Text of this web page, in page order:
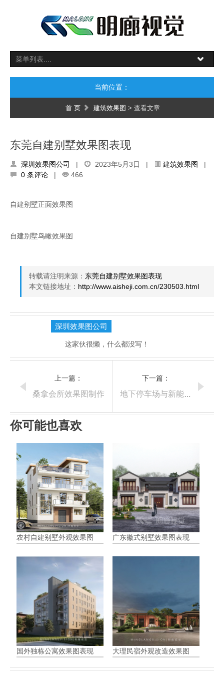
当前位置：
首 页 建筑效果图 > 查看文章
东莞自建别墅效果图表现
深圳效果图公司 | 2023年5月3日 | 建筑效果图
|
0 条评论 | 466
自建别墅正面效果图
自建别墅鸟瞰效果图
转载请注明来源： 东莞自建别墅效果图表现
本文链接地址： http://www.aisheji.com.cn/230503.html
深圳效果图公司
这家伙很懒，什么都没写！
上一篇：
桑拿会所效果图制作
下一篇：
你可能也喜欢
农村自建别墅外观效果图 广东徽式别墅效果图表现
国外独栋公寓效果图表现 大理民宿外观改造效果图